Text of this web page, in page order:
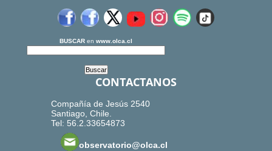
BUSCAR en www.olca.cl
CONTACTANOS
Compañía de Jesús 2540
Santiago, Chile.
Tel: 56.2.33654873
observatorio@olca.cl